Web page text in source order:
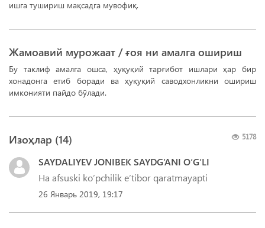
ишга тушириш мақсадга мувофиқ.
Жамоавий мурожаат / ғоя ни амалга ошириш
Бу таклиф амалга ошса, ҳуқуқий тарғибот ишлари ҳар бир
хонадонга етиб боради ва ҳуқуқий саводхонликни ошириш
имконияти пайдо бўлади.
5178
Изоҳлар (14)
SAYDALIYEV JONIBEK SAYDG‘ANI O‘G‘LI
Ha afsuski ko‘pchilik e‘tibor qaratmayapti
26 Январь 2019, 19:17